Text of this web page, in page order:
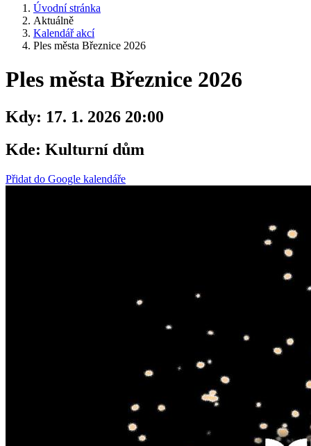
Úvodní stránka
Aktuálně
Kalendář akcí
Ples města Březnice 2026
Ples města Březnice 2026
Kdy: 17. 1. 2026 20:00
Kde: Kulturní dům
Přidat do Google kalendáře